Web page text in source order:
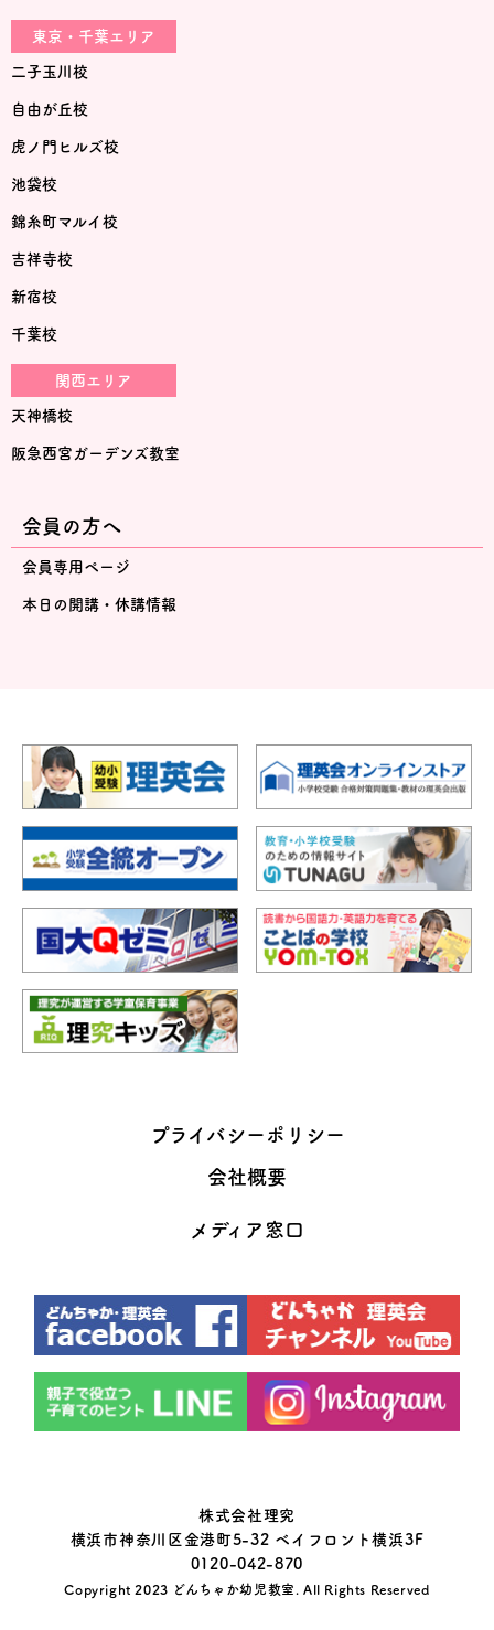
東京・千葉エリア
二子玉川校
自由が丘校
虎ノ門ヒルズ校
池袋校
錦糸町マルイ校
吉祥寺校
新宿校
千葉校
関西エリア
天神橋校
阪急西宮ガーデンズ教室
会員の方へ
会員専用ページ
本日の開講・休講情報
プライバシーポリシー
会社概要
メディア窓口
株式会社理究
横浜市神奈川区金港町5-32 ベイフロント横浜3F
0120-042-870
Copyright 2023 どんちゃか幼児教室 . All Rights Reserved